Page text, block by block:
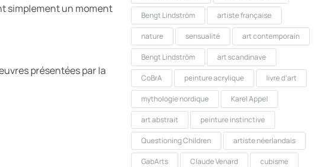
simplement un moment
présentées par la
Bengt Lindström artiste française
nature sensualité art contemporain
Bengt Lindström art scandinave
CoBrA peinture acrylique livre d’art
mythologie nordique Karel Appel
art abstrait peinture instinctive
Questioning Children artiste néerlandais
GabArts Claude Venard cubisme